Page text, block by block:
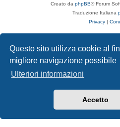
Questo sito utilizza cookie al
migliore navigazione possibile
Ulteriori informazioni
Accetto
Creato da phpBB® Forum
Traduzione Italiana
Privacy |